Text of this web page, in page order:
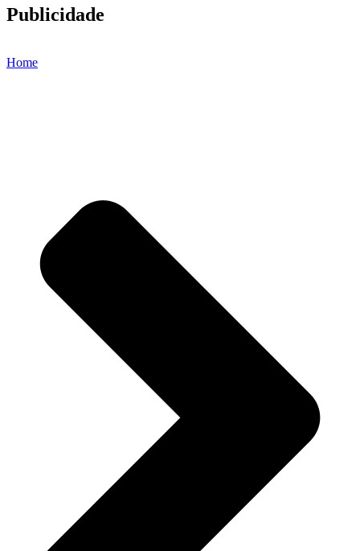
Publicidade
Home